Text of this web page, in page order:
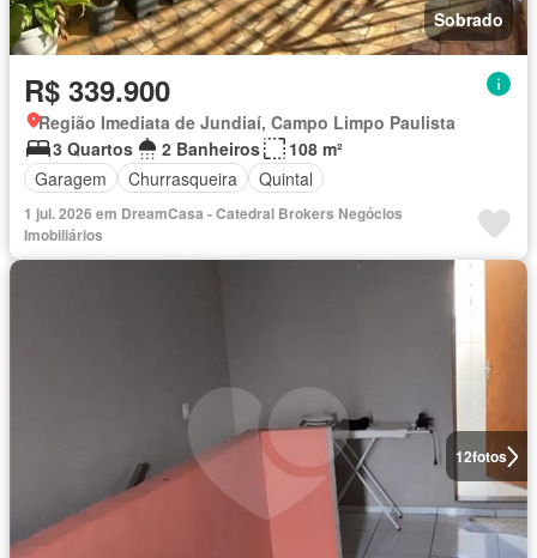
Sobrado
R$ 339.900
Região Imediata de Jundiaí, Campo Limpo Paulista
3 Quartos
2 Banheiros
108 m²
Garagem
Churrasqueira Quintal
1 jul. 2026 em DreamCasa - Catedral Brokers Negócios
Imobiliários
12fotos